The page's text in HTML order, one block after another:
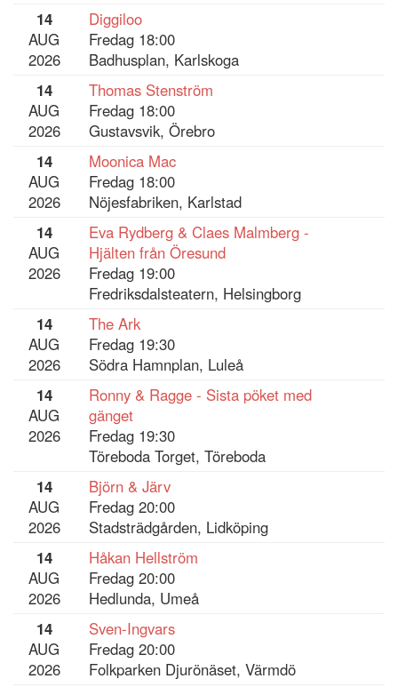
14
AUG
2026
Diggiloo
Fredag 18:00
Badhusplan, Karlskoga
14
AUG
2026
Thomas Stenström
Fredag 18:00
Gustavsvik, Örebro
14
AUG
2026
Moonica Mac
Fredag 18:00
Nöjesfabriken, Karlstad
14
AUG
2026
Eva Rydberg & Claes Malmberg -
Hjälten från Öresund
Fredag 19:00
Fredriksdalsteatern, Helsingborg
14
AUG
2026
The Ark
Fredag 19:30
Södra Hamnplan, Luleå
14
AUG
2026
Ronny & Ragge - Sista pöket med
gänget
Fredag 19:30
Töreboda Torget, Töreboda
14
AUG
2026
Björn & Järv
Fredag 20:00
Stadsträdgården, Lidköping
14
AUG
2026
Håkan Hellström
Fredag 20:00
Hedlunda, Umeå
14
AUG
2026
Sven-Ingvars
Fredag 20:00
Folkparken Djurönäset, Värmdö